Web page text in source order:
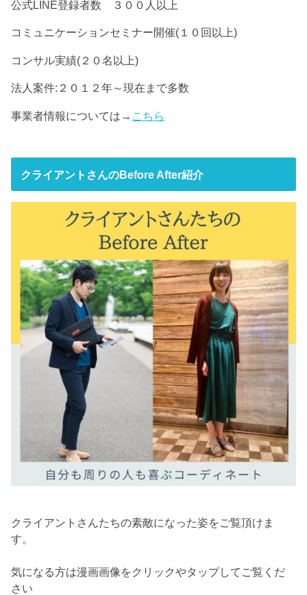
公式LINE登録者数 ３００人以上
コミュニケーションセミナー開催(１０回以上)
コンサル実績(２０名以上)
法人案件:２０１２年～現在まで多数
事業者情報については→ こちら
クライアントさんのBefore After紹介
クライアントさんたちの素敵になった姿をご覧頂けま
す。
気になる方は漫画画像をクリックやタップしてご覧くだ
さい